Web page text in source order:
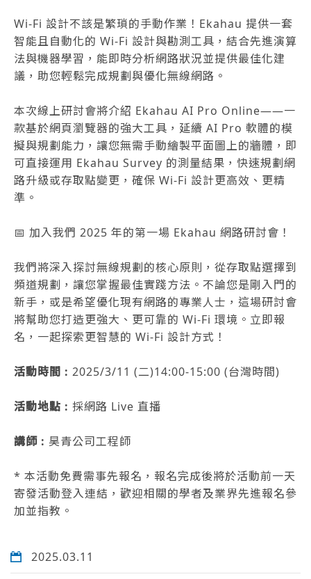
Wi-Fi 設計不該是繁瑣的手動作業！Ekahau 提供一套
智能且自動化的 Wi-Fi 設計與勘測工具，結合先進演算
法與機器學習，能即時分析網路狀況並提供最佳化建
議，助您輕鬆完成規劃與優化無線網路。
本次線上研討會將介紹 Ekahau AI Pro Online——一
款基於網頁瀏覽器的強大工具，延續 AI Pro 軟體的模
擬與規劃能力，讓您無需手動繪製平面圖上的牆體，即
可直接運用 Ekahau Survey 的測量結果，快速規劃網
路升級或存取點變更，確保 Wi-Fi 設計更高效、更精
準。
📅 加入我們 2025 年的第一場 Ekahau 網路研討會！
我們將深入探討無線規劃的核心原則，從存取點選擇到
頻道規劃，讓您掌握最佳實踐方法。不論您是剛入門的
新手，或是希望優化現有網路的專業人士，這場研討會
將幫助您打造更強大、更可靠的 Wi-Fi 環境。立即報
名，一起探索更智慧的 Wi-Fi 設計方式！
活動時間 : 2025/3/11 (二)14:00-15:00 (台灣時間)
活動地點 : 採網路 Live 直播
講師 : 昊青公司工程師
* 本活動免費需事先報名，報名完成後將於活動前一天
寄發活動登入連結，歡迎相關的學者及業界先進報名參
加並指教。
2025.03.11